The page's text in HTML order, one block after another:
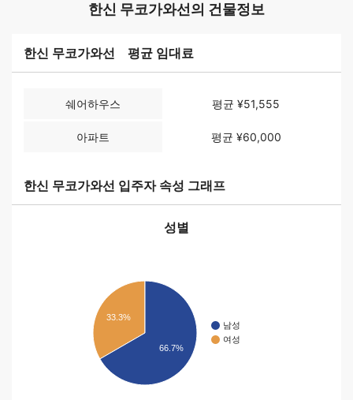
한신 무코가와선의 건물정보
한신 무코가와선 평균 임대료
쉐어하우스 평균 ¥51,555
아파트 평균 ¥60,000
한신 무코가와선 입주자 속성 그래프
성별
남성
여성
33.3%
66.7%